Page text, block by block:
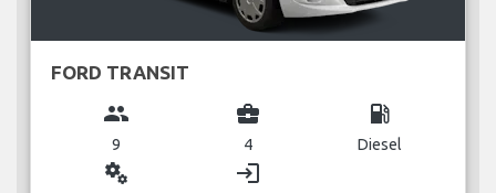
FORD TRANSIT
group
9
business_center
4
local_gas_station
Diesel
miscellaneous_services login